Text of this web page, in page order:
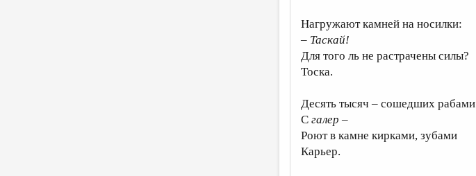
Нагружают камней на носилки:
– Таскай!
Для того ль не растрачены силы?
Тоска.
Десять тысяч – сошедших рабами
С галер –
Роют в камне кирками, зубами
Карьер.